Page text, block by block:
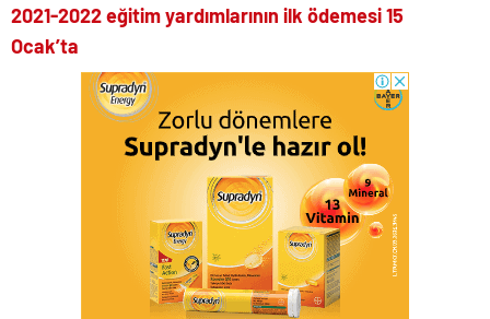
2021-2022 eğitim yardımlarının ilk ödemesi 15
Ocak’ta